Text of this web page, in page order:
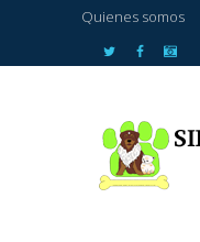
Quienes somos